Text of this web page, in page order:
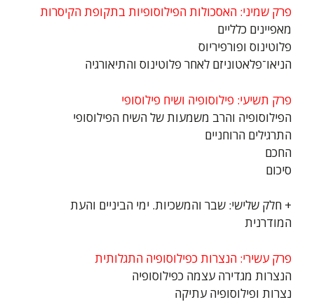
פרק שמיני: האסכולות הפילוסופיות בתקופת הקיסרות
מאפיינים כלליים
פלוטינוס ופורפיריוס
הניאו־פלאטוניזם לאחר פלוטינוס והתיאורגיה
פרק תשיעי: פילוסופיה ושיח פילוסופי
הפילוסופיה והרב משמעות של השיח הפילוסופי
התרגילים הרוחניים
החכם
סיכום
+ חלק שלישי: שבר והמשכיות. ימי הביניים והעת
המודרנית
פרק עשירי: הנצרות כפילוסופיה התגלותית
הנצרות מגדירה עצמה כפילוסופיה
נצרות ופילוסופיה עתיקה